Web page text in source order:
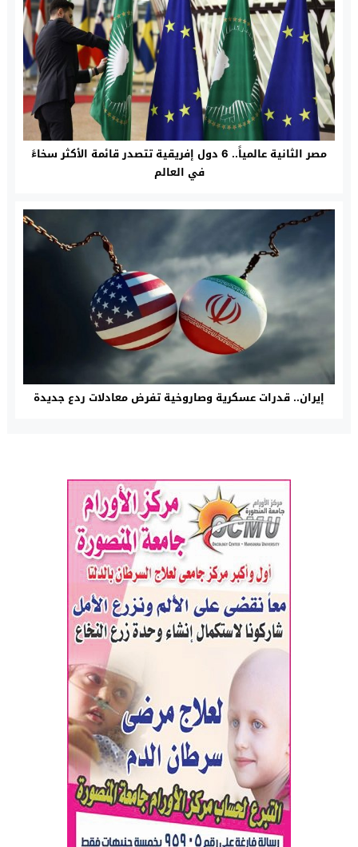
مصر الثانية عالمياً.. 6 دول إفريقية تتصدر قائمة الأكثر سخاءً
في العالم
إيران.. قدرات عسكرية وصاروخية تفرض معادلات ردع جديدة